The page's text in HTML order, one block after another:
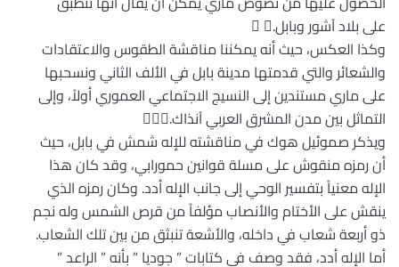
على بلاد آشور وبابل. 
وكذا العكس، حيث أنه يمكننا مناقشة الطقوس والاعتقادات
والشعائر والتي قدمتها مدينة بابل في الألف الثاني ونسحبها
على ماري مستندين إلى النسيج الاجتماعي العموري أولاً، وإلى
التماثل بين مدن المشرق العربي آنذاك.
ويذكر صموئيل هوك في مناقشته للإله شمش في بابل، حيث
أن رمزه منقوش على مسلة قوانين حمورابي، وقد كان هذا
الإله معنياً بتفسير الوحي إلى جانب الإله أدد. وكان رمزه الذي
ينقش على الأختام والأنصاب مؤلفاً من قرص الشمس وله نجم
ذو أربعة شعاب في داخله، والأشعة تنبثق من بين تلك الشعاب.
أما الإله أدد، فقد وصف في كتابات ” جوديا ” بأنه ” الراعد ”